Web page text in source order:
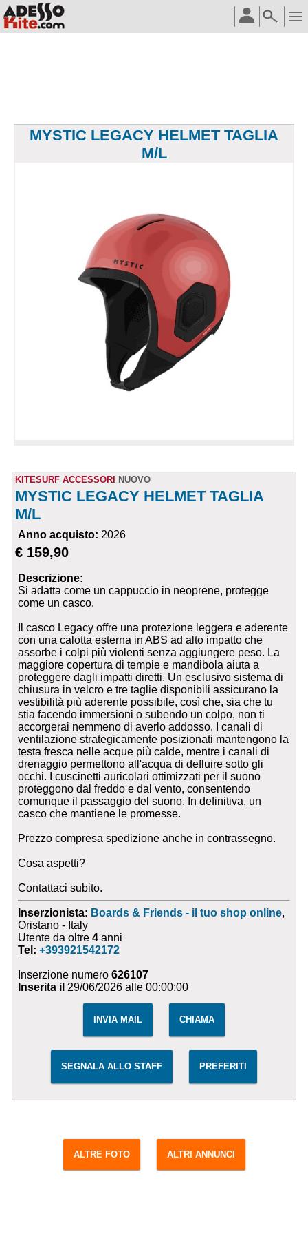
MYSTIC LEGACY HELMET TAGLIA
M/L
KITESURF ACCESSORI NUOVO
MYSTIC LEGACY HELMET TAGLIA
M/L
Anno acquisto: 2026
€ 159,90
Descrizione:
Si adatta come un cappuccio in neoprene, protegge
come un casco.
Il casco Legacy offre una protezione leggera e aderente
con una calotta esterna in ABS ad alto impatto che
assorbe i colpi più violenti senza aggiungere peso. La
maggiore copertura di tempie e mandibola aiuta a
proteggere dagli impatti diretti. Un esclusivo sistema di
chiusura in velcro e tre taglie disponibili assicurano la
vestibilità più aderente possibile, così che, sia che tu
stia facendo immersioni o subendo un colpo, non ti
accorgerai nemmeno di averlo addosso. I canali di
ventilazione strategicamente posizionati mantengono la
testa fresca nelle acque più calde, mentre i canali di
drenaggio permettono all'acqua di defluire sotto gli
occhi. I cuscinetti auricolari ottimizzati per il suono
proteggono dal freddo e dal vento, consentendo
comunque il passaggio del suono. In definitiva, un
casco che mantiene le promesse.
Prezzo compresa spedizione anche in contrassegno.
Cosa aspetti?
Contattaci subito.
Inserzionista: Boards & Friends - il tuo shop online,
Oristano - Italy
Utente da oltre4 anni
Tel:+393921542172
Inserzione numero626107
Inserita il 29/06/2026 alle 00:00:00
INVIA MAIL CHIAMA
SEGNALA ALLO STAFF PREFERITI
ALTRE FOTO ALTRI ANNUNCI